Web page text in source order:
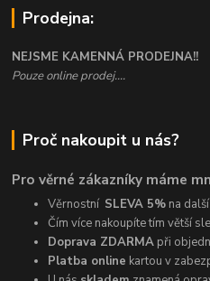
Prodejna:
NEJSME KAMENNÁ PRODEJNA!!
Pouze online prodej....
Proč nakoupit u nás?
Pro věrné zákazníky máme
Věrnostní SLEVA 5% na
Čím více nakoupíte tím větší
Doprava ZDARMA při
Platba online kartou v